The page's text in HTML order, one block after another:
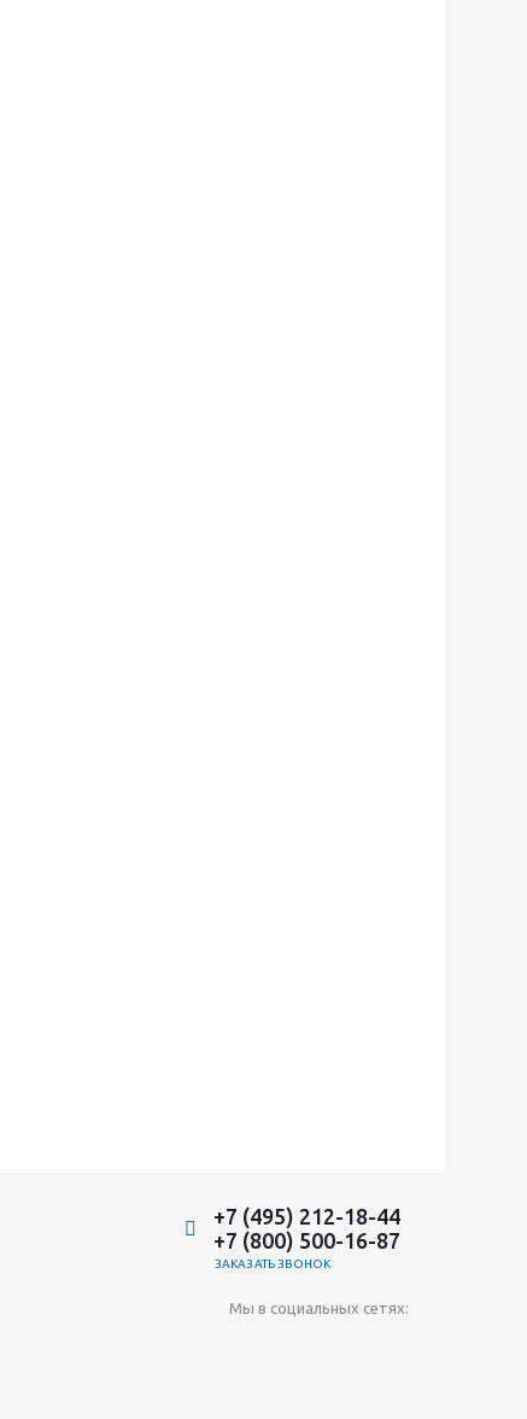
+7 (495) 212-18-44
+7 (800) 500-16-87
ЗАКАЗАТЬ ЗВОНОК
Мы в социальных сетях: